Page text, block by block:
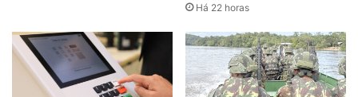
mecânico para‘defender a honra da família’. O corpo foi
removido para o Departamento de Medicina Legal (DML)
da Polícia Técnico-Científica (Politec) para ser
Há 22 horas